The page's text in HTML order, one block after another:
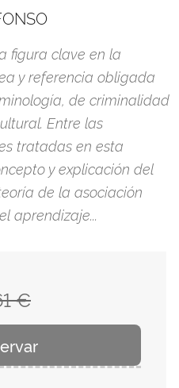
figura clave en la
y referencia obligada
de criminalidad
Entre las
tratadas en esta
y explicación del
de la asociación
aprendizaje...
€